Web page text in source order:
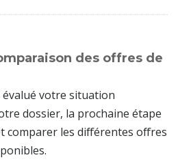
des offres de
évalué votre situation
dossier, la prochaine étape
comparer les différentes offres